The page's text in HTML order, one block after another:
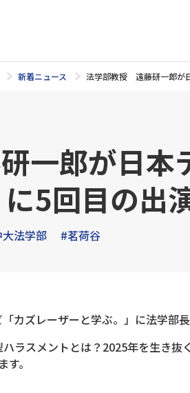
新着ニュース 法学部教授 遠藤研一郎が
一郎が日本
5回目の出
法学部 #茗荷谷
カズレーザーと学ぶ。」に法学部
ラスメントとは？2025年を生き
。